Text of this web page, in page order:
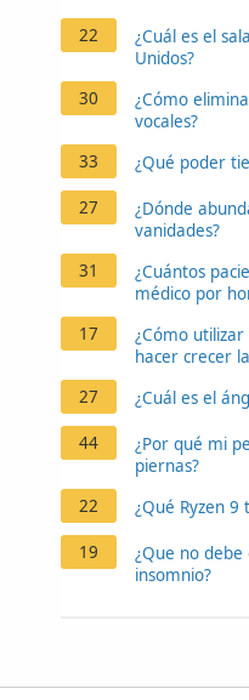
22
¿Cuál es el
Unidos?
30
¿Cómo
vocales?
33
¿Qué poder
27
¿Dónde
vanidades?
31
¿Cuántos
médico por
17
¿Cómo
hacer crecer
27
¿Cuál es el
44
¿Por qué mi
piernas?
22
¿Qué Ryzen
19
¿Que no
insomnio?